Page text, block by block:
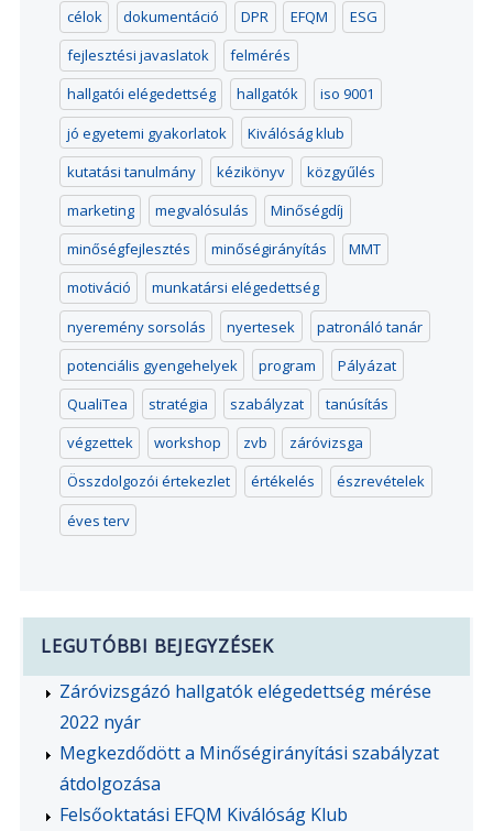
célok
dokumentáció DPR EFQM
ESG
fejlesztési javaslatok
felmérés
hallgatói elégedettség
hallgatók
iso 9001
jó egyetemi gyakorlatok
Kiválóság klub
kutatási tanulmány
kézikönyv
közgyűlés
marketing
megvalósulás
Minőségdíj
minőségfejlesztés
minőségirányítás
MMT
motiváció
munkatársi elégedettség
nyeremény sorsolás
nyertesek
patronáló tanár
potenciális gyengehelyek
program
Pályázat
QualiTea
stratégia szabályzat
tanúsítás
végzettek
workshop zvb
záróvizsga
Összdolgozói értekezlet
értékelés
észrevételek
éves terv
LEGUTÓBBI BEJEGYZÉSEK
Záróvizsgázó hallgatók elégedettség mérése
2022 nyár
Megkezdődött a Minőségirányítási szabályzat
átdolgozása
Felsőoktatási EFQM Kiválóság Klub